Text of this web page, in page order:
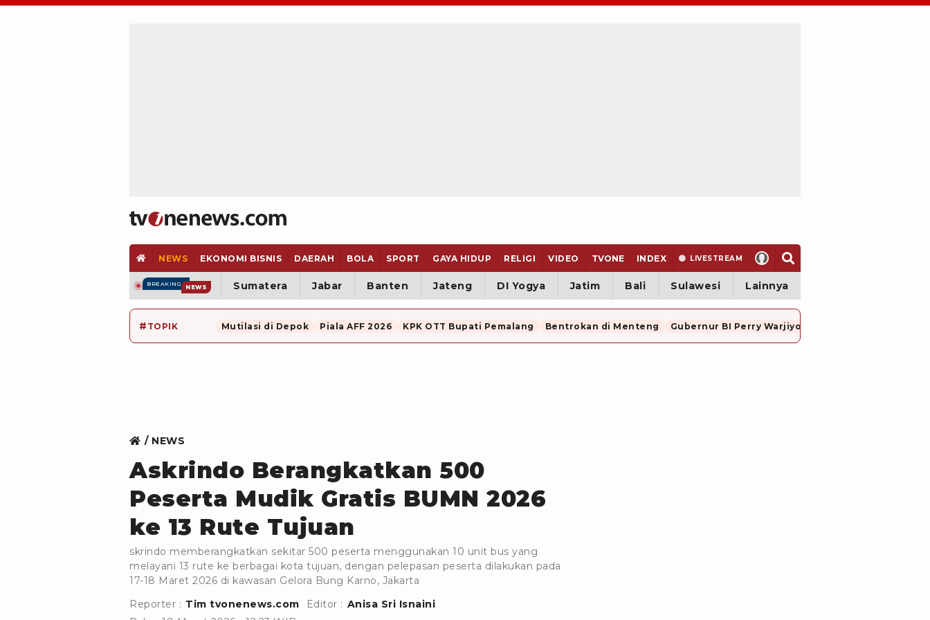
NEWS EKONOMI BISNIS DAERAH BOLA SPORT GAYA HIDUP RELIGI VIDEO TVONE INDEX LIVESTREAM
BREAKING NEWS Sumatera Jabar Banten Jateng DI Yogya Jatim Bali Sulawesi Lainnya
# TOPIK Mutilasi di Depok Piala AFF 2026 KPK OTT Bupati Pemalang Bentrokan di Menteng Gubernur BI Perry Warjiyo Mundur
NEWS
Askrindo Berangkatkan 500
Peserta Mudik Gratis BUMN 2026
ke 13 Rute Tujuan
skrindo memberangkatkan sekitar 500 peserta menggunakan 10 unit bus yang
melayani 13 rute ke berbagai kota tujuan, dengan pelepasan peserta dilakukan pada
17-18 Maret 2026 di kawasan Gelora Bung Karno, Jakarta
Reporter : Tim tvonenews.com Editor : Anisa Sri Isnaini